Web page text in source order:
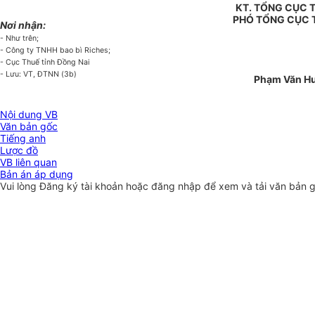
Nơi nhận:
- Như trên;
- Công ty TNHH bao bì Riches;
- Cục Thuế tỉnh Đồng Nai
- Lưu: VT, ĐTNN (3b)
KT. TỔNG CỤC
PHÓ TỔNG CỤC
Phạm Văn
Nội dung VB
Văn bản gốc
Tiếng anh
Lược đồ
VB liên quan
Bản án áp dụng
Vui lòngĐăng ký tài khoản hoặc đăng nhập để xem và tải văn bản